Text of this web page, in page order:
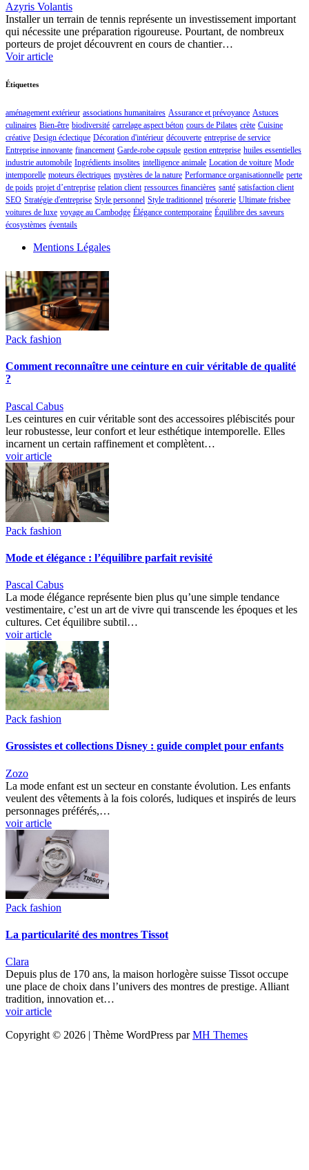
Azyris Volantis
Installer un terrain de tennis représente un investissement important
qui nécessite une préparation rigoureuse. Pourtant, de nombreux
porteurs de projet découvrent en cours de chantier…
Voir article
Étiquettes
aménagement extérieur associations humanitaires Assurance et prévoyance Astuces
culinaires Bien-être biodiversité carrelage aspect béton cours de Pilates crète Cuisine
créative Design éclectique Décoration d'intérieur découverte entreprise de service
Entreprise innovante financement Garde-robe capsule gestion entreprise huiles essentielles
industrie automobile Ingrédients insolites intelligence animale Location de voiture Mode
intemporelle moteurs électriques mystères de la nature Performance organisationnelle perte
de poids projet d’entreprise relation client ressources financières santé satisfaction client
SEO Stratégie d'entreprise Style personnel Style traditionnel trésorerie Ultimate frisbee
voitures de luxe voyage au Cambodge Élégance contemporaine Équilibre des saveurs
écosystèmes éventails
Mentions Légales
Pack fashion
Comment reconnaître une ceinture en cuir véritable de qualité
?
Pascal Cabus
Les ceintures en cuir véritable sont des accessoires plébiscités pour
leur robustesse, leur confort et leur esthétique intemporelle. Elles
incarnent un certain raffinement et complètent…
voir article
Pack fashion
Mode et élégance : l’équilibre parfait revisité
Pascal Cabus
La mode élégance représente bien plus qu’une simple tendance
vestimentaire, c’est un art de vivre qui transcende les époques et les
cultures. Cet équilibre subtil…
voir article
Pack fashion
Grossistes et collections Disney : guide complet pour enfants
Zozo
La mode enfant est un secteur en constante évolution. Les enfants
veulent des vêtements à la fois colorés, ludiques et inspirés de leurs
personnages préférés,…
voir article
Pack fashion
La particularité des montres Tissot
Clara
Depuis plus de 170 ans, la maison horlogère suisse Tissot occupe
une place de choix dans l’univers des montres de prestige. Alliant
tradition, innovation et…
voir article
Copyright © 2026 | Thème WordPress parMH Themes